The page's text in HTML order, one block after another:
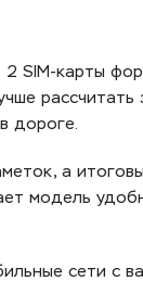
SIM-карты
рассчитать
дороге.
а
модель
сети с